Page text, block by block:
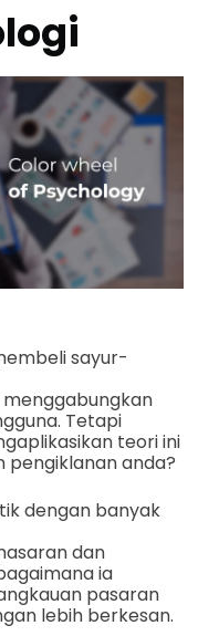
sayur-
Tetapi
teori ini
pengiklanan anda?
dengan banyak
dan
ia
pasaran
lebih berkesan.